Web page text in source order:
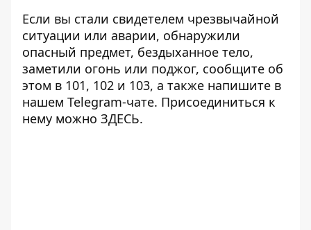
Если вы стали свидетелем чрезвычайной
ситуации или аварии, обнаружили
опасный предмет, бездыханное тело,
заметили огонь или поджог, сообщите об
этом в 101, 102 и 103, а также напишите в
нашем Telegram-чате. Присоединиться к
нему можно ЗДЕСЬ.